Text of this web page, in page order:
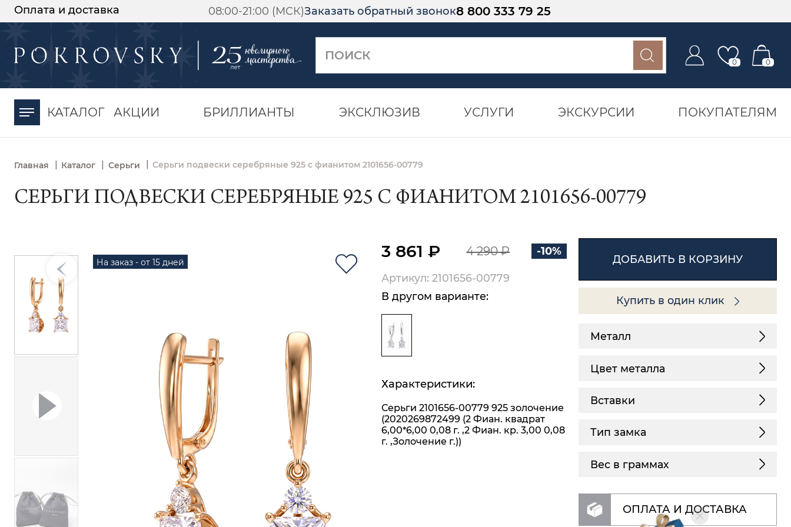
Оплата и доставка 08:00-21:00 (МСК)Заказать обратный звонок8 800 333 79 25
0 0
КАТАЛОГ АКЦИИ БРИЛЛИАНТЫ ЭКСКЛЮЗИВ УСЛУГИ ЭКСКУРСИИ ПОКУПАТЕЛЯМ
Главная | Каталог | Серьги Серьги подвески серебряные 925 с фианитом 2101656-00779
СЕРЬГИ ПОДВЕСКИ СЕРЕБРЯНЫЕ 925 С ФИАНИТОМ 2101656-00779
На заказ - от 15 дней
3 861 ₽ 4 290 ₽ -10%
Артикул: 2101656-00779
В другом варианте:
Характеристики:
Серьги 2101656-00779 925 золочение
(2020269872499 (2 Фиан. квадрат
6,00*6,00 0,08 г. ,2 Фиан. кр. 3,00 0,08
г. ,Золочение г.))
ДОБАВИТЬ В КОРЗИНУ
Купить в один клик
Металл
Цвет металла
Вставки
Тип замка
Вес в граммах
ОПЛАТА И ДОСТАВКА
-30%
момента оплаты